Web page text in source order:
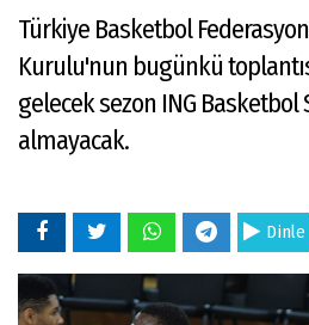
Türkiye Basketbol
Kurulu'nun bugünkü
gelecek sezon ING Basketbol
almayacak.
Dinle